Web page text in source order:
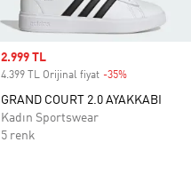
Sale price
2.999 TL
4.399 TL Orijinal fiyat -35%
GRAND COURT 2.0 AYAKKABI
Kadın Sportswear
5 renk